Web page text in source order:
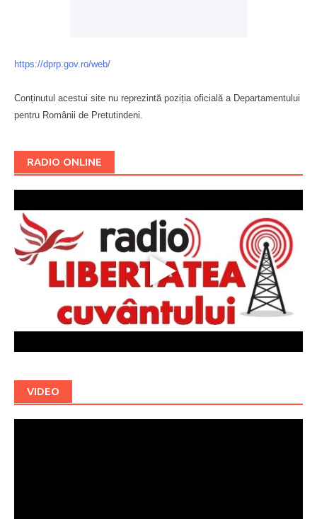
https://dprp.gov.ro/web/
Conținutul acestui site nu reprezintă poziția oficială a Departamentului
pentru Românii de Pretutindeni.
RADIO ONLINE
VIDEO